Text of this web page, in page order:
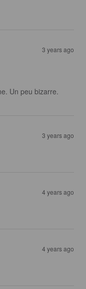
3 years ago
Un peu bizarre.
3 years ago
4 years ago
4 years ago